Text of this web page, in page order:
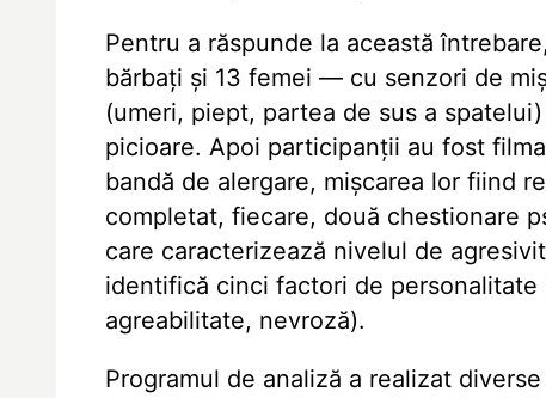
Pentru a răspunde la această
bărbați și 13 femei — cu senzori de
(umeri, piept, partea de sus a
picioare. Apoi participanții au fost
bandă de alergare, mișcarea lor fiind
completat, fiecare, două chestionare
care caracterizează nivelul de
identifică cinci factori de
agreabilitate, nevroză).
Programul de analiză a realizat